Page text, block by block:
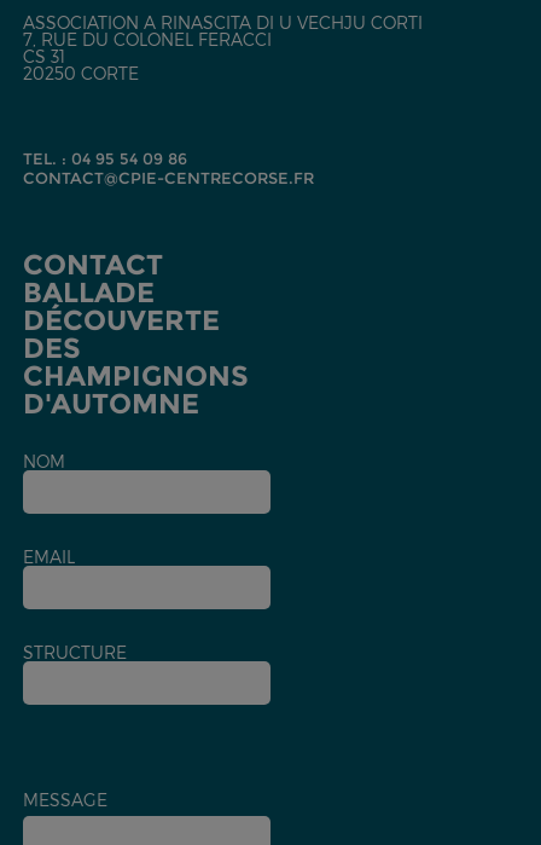
ASSOCIATION A RINASCITA DI U VECHJU CORTI
7, RUE DU COLONEL FERACCI
CS 31
20250 CORTE
TEL. : 04 95 54 09 86
CONTACT@CPIE-CENTRECORSE.FR
CONTACT
BALLADE
DÉCOUVERTE
DES
CHAMPIGNONS
D'AUTOMNE
NOM
EMAIL
STRUCTURE
MESSAGE